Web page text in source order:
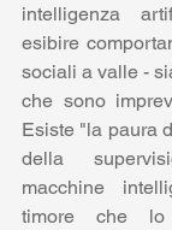
intelligenza
esibire
sociali a valle -
che sono
Esiste "la paura
della
macchine
timore che